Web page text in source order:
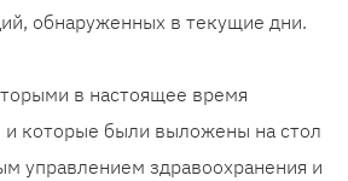
обнаруженных в текущие дни.
в настоящее время
и которые были выложены на стол
управлением здравоохранения и